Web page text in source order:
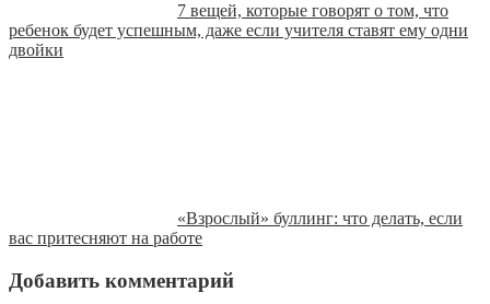
7 вещей, которые говорят о том, что
ребенок будет успешным, даже если учителя ставят ему одни
двойки
«Взрослый» буллинг: что делать, если
вас притесняют на работе
Добавить комментарий